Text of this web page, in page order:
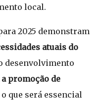
local.
2025 demonstram
atuais do
desenvolvimento
promoção de
o que será essencial